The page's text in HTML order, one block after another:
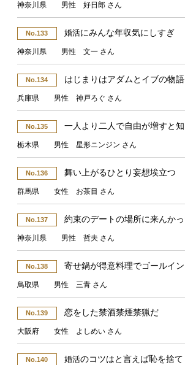
神奈川県 男性 好日郎 さん
No.133 婚活にみんな年収気にしすぎ
神奈川県 男性 文一 さん
No.134 はじまりはアダムとイブの物語
兵庫県 男性 神戸ろぐ さん
No.135 一人より二人で自由が増すと知
栃木県 男性 星形ニンジン さん
No.136 舞い上がるひとり妄想埃立つ
群馬県 女性 お茶目 さん
No.137 約束のデートの場所に来んか
神奈川県 男性 哲夫 さん
No.138 寄せ鍋が得意料理でゴールイン
鳥取県 男性 三青 さん
No.139 恋をした禁酒禁煙禁猟だ
大阪府 女性 よしめい さん
No.140 婚活のコツはと言えば恥を捨て